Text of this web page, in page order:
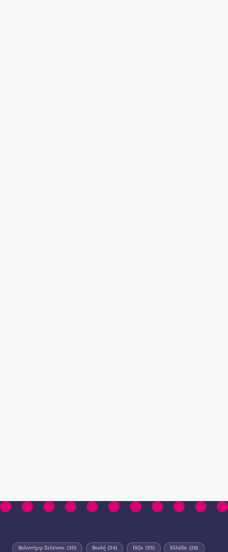
Βολοντίμιρ Ζελένσκι (30) Βουλή (34) Γάζα (55) Ελλάδα (28)